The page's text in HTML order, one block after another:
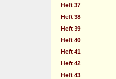
Heft 37
Heft 38
Heft 39
Heft 40
Heft 41
Heft 42
Heft 43